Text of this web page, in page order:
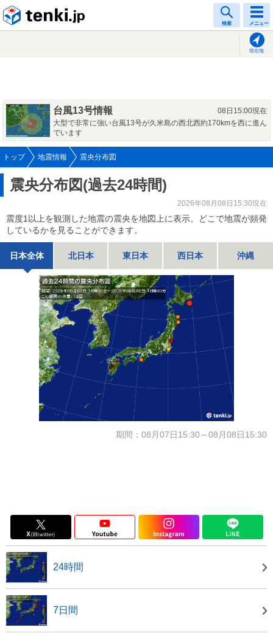
検索 メニュー
現在地
台風13号情報
08日15:00現在
大型で非常に強い台風13号が久米島の西北西約170kmを西に進ん
でいます
トップ 地震情報 震央分布図
震央分布図(過去24時間)
2026年08月08日15:30現在
震度1以上を観測した地震の震央を地図上に表示。どこで地震が頻発
しているかを見ることができます。
日本全体 北日本 東日本 西日本 沖縄
期間：08月07日15:30～08月08日15:30
24時間
7日間